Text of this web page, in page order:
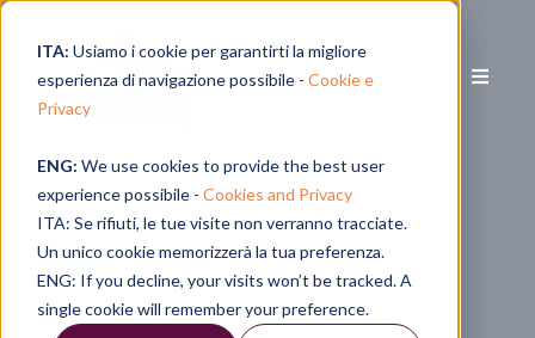
ITA: Usiamo i cookie per garantirti la migliore
esperienza di navigazione possibile - Cookie e
Privacy
ENG: We use cookies to provide the best user
experience possibile - Cookies and Privacy
ITA: Se rifiuti, le tue visite non verranno tracciate.
Un unico cookie memorizzerà la tua preferenza.
ENG: If you decline, your visits won’t be tracked. A
single cookie will remember your preference.